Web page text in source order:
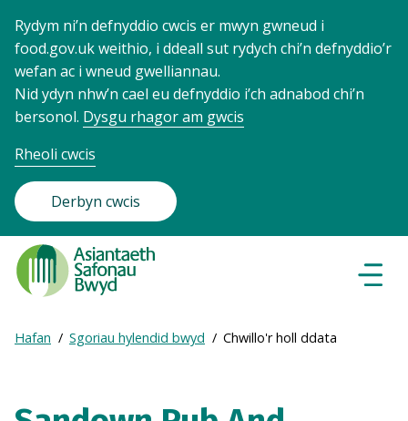
Rydym ni’n defnyddio cwcis er mwyn gwneud i
food.gov.uk weithio, i ddeall sut rydych chi’n defnyddio’r
wefan ac i wneud gwelliannau.
Nid ydyn nhw’n cael eu defnyddio i’ch adnabod chi’n
bersonol. Dysgu rhagor am gwcis
Rheoli cwcis
Derbyn cwcis
Food
Standards
Agency
Frontpage
Breadcrumb
Expand
breadcrumb
Hafan Sgoriau hylendid bwyd Chwillo'r holl ddata